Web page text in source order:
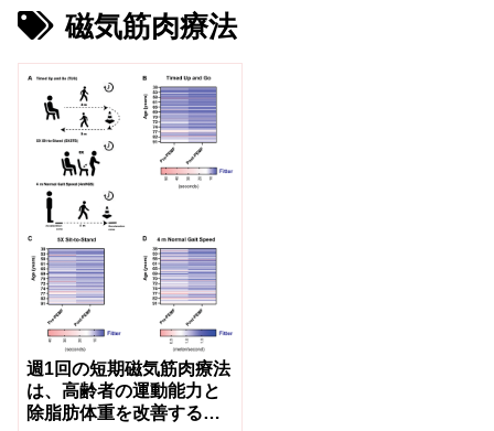
磁気筋肉療法
週1回の短期磁気筋肉療法
は、高齢者の運動能力と
除脂肪体重を改善する。